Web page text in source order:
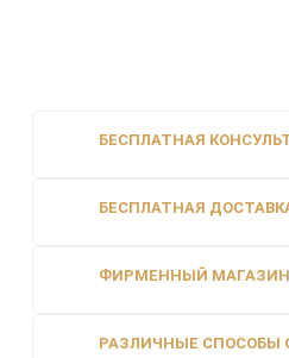
БЕСПЛАТНАЯ
БЕСПЛАТНАЯ
ФИРМЕННЫЙ
РАЗЛИЧНЫЕ СПОСОБЫ